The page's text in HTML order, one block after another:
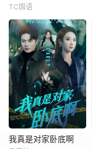
TC国语
我真是对家卧底啊